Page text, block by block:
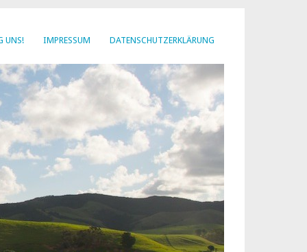
UNS! IMPRESSUM DATENSCHUTZERKLÄRUNG